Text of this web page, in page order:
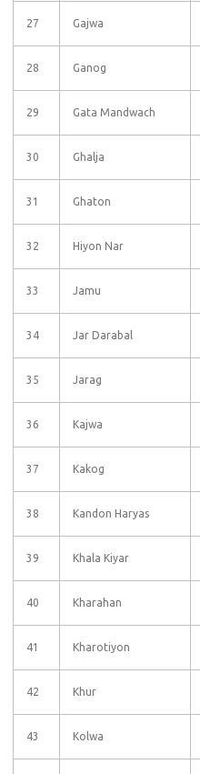
27 Gajwa
28 Ganog
29 Gata Mandwach
30 Ghalja
31 Ghaton
32 Hiyon Nar
33 Jamu
34 Jar Darabal
35 Jarag
36 Kajwa
37 Kakog
38 Kandon Haryas
39 Khala Kiyar
40 Kharahan
41 Kharotiyon
42 Khur
43 Kolwa